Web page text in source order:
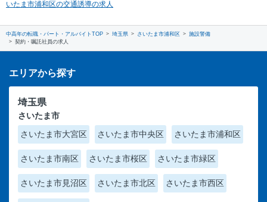
いたま市浦和区の交通誘導の求人
中高年の転職・パート・アルバイトTOP 埼玉県 さいたま市浦和区
施設警備
契約・嘱託社員の求人
エリアから探す
埼玉県
さいたま市
さいたま市大宮区
さいたま市中央区 さいたま市浦和区
さいたま市南区 さいたま市桜区 さいたま市緑区
さいたま市見沼区 さいたま市北区 さいたま市西区